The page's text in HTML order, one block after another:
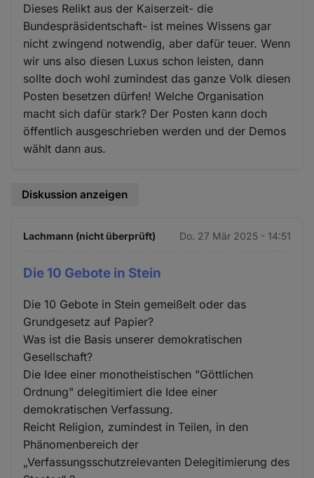
Dieses Relikt aus der Kaiserzeit- die
Bundespräsidentschaft- ist meines Wissens gar
nicht zwingend notwendig, aber dafür teuer. Wenn
wir uns also diesen Luxus schon leisten, dann
sollte doch wohl zumindest das ganze Volk diesen
Posten besetzen dürfen! Welche Organisation
macht sich dafür stark? Der Posten kann doch
öffentlich ausgeschrieben werden und der Demos
wählt dann aus.
Diskussion anzeigen
Lachmann (nicht überprüft) Do. 27 Mär 2025 - 14:51
Die 10 Gebote in Stein
Die 10 Gebote in Stein gemeißelt oder das
Grundgesetz auf Papier?
Was ist die Basis unserer demokratischen
Gesellschaft?
Die Idee einer monotheistischen "Göttlichen
Ordnung" delegitimiert die Idee einer
demokratischen Verfassung.
Reicht Religion, zumindest in Teilen, in den
Phänomenbereich der
„Verfassungsschutzrelevanten Delegitimierung des